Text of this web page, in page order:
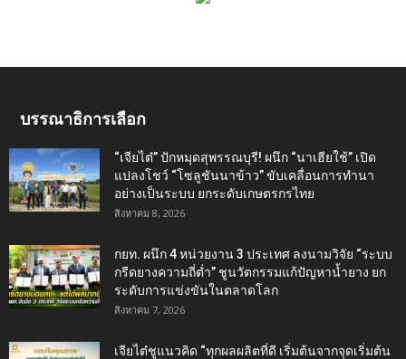
บรรณาธิการเลือก
“เจียไต๋” ปักหมุดสุพรรณบุรี! ผนึก “นาเฮียใช้” เปิด
แปลงโชว์ “โซลูชันนาข้าว” ขับเคลื่อนการทำนา
อย่างเป็นระบบ ยกระดับเกษตรกรไทย
สิงหาคม 8, 2026
กยท. ผนึก 4 หน่วยงาน 3 ประเทศ ลงนามวิจัย “ระบบ
กรีดยางความถี่ต่ำ” ชูนวัตกรรมแก้ปัญหาน้ำยาง ยก
ระดับการแข่งขันในตลาดโลก
สิงหาคม 7, 2026
เจียไต๋ชูแนวคิด “ทุกผลผลิตที่ดี เริ่มต้นจากจุดเริ่มต้น